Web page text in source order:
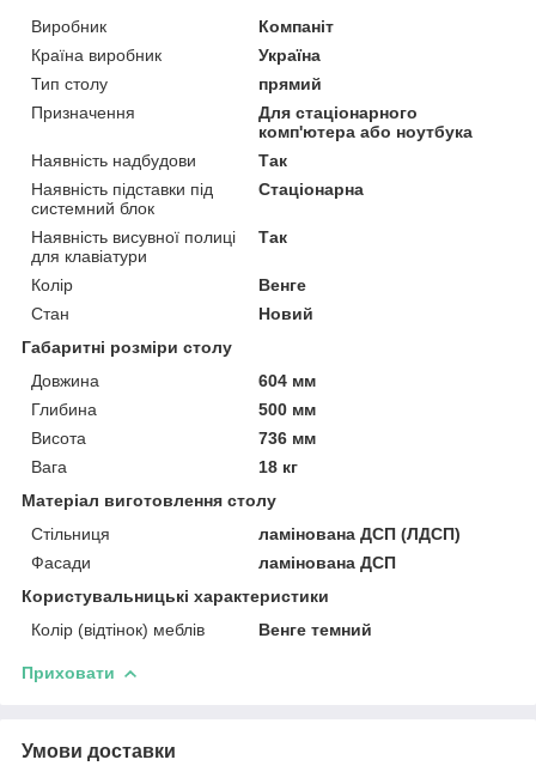
Виробник
Компаніт
Країна виробник
Україна
Тип столу
прямий
Призначення
Для стаціонарного
комп'ютера або ноутбука
Наявність надбудови
Так
Наявність підставки під
системний блок
Стаціонарна
Наявність висувної полиці
для клавіатури
Так
Колір
Венге
Стан
Новий
Габаритні розміри столу
Довжина
604 мм
Глибина
500 мм
Висота
736 мм
Вага
18 кг
Матеріал виготовлення столу
Стільниця
ламінована ДСП (ЛДСП)
Фасади
ламінована ДСП
Користувальницькі характеристики
Колір (відтінок) меблів
Венге темний
Приховати
Умови доставки